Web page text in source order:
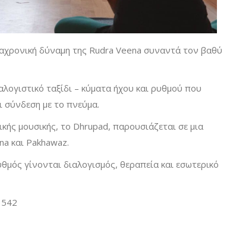
δύναμη της Rudra Veena συναντά τον βαθύ
ταξίδι – κύματα ήχου και ρυθμού που
σύνδεση με το πνεύμα.
μουσικής, το Dhrupad, παρουσιάζεται σε μια
και Pakhawaz.
γίνονται διαλογισμός, θεραπεία και εσωτερικό